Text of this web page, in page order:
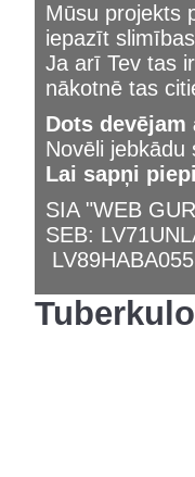
Mūsu projekts
iepazīt
Ja arī Tev tas
nākotnē tas
Dots
Novēli
Lai sapņi
SIA "WEB
SEB: